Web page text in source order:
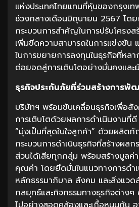
แห่งประเทศไทยแทนที่หุ้นของกรุงเ
ช่วงกลางเดือนมิถุนายน 2567 โดย
กระบวนการสำคัญในการปรับโครง
เพิ่มขีดความสามารถในการแข่งขัน
ในการขยายการลงทุนในธุรกิจที่หล
ต่อยอดสู่การเติบโตอย่างมั่นคงและ
ธุรกิจประกันภัยที่ร่วมสร้างการพั
บริษัทฯ พร้อมขับเคลื่อนธุรกิจเพื่อสั
การเติบโตด้วยผลการดำเนินงานที่
“มุ่งเป็นที่สุดในใจลูกค้า” ด้วยผลิต
กระบวนการดำเนินธุรกิจที่สร้างผล
ส่วนได้เสียทุกกลุ่ม พร้อมสร้างมูลค่
คุณค่า โดยยึดมั่นในแนวทางการดำ
หลักธรรมาภิบาล สังคม และสิ่งแว
กลยุทธ์และกิจกรรมทางธุรกิจต่างๆ